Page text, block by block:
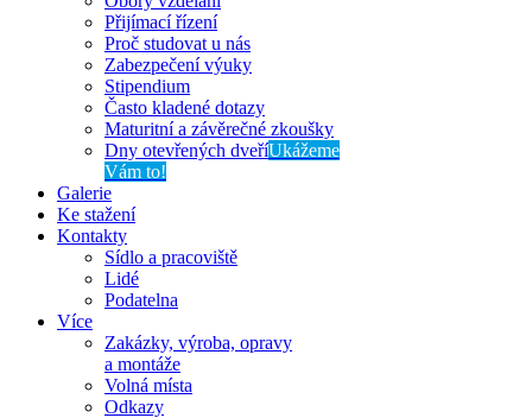
Přijímací řízení
Proč studovat u nás
Zabezpečení výuky
Stipendium
Často kladené dotazy
Maturitní a závěrečné zkoušky
Dny otevřených dveříUkážeme
Vám to!
Galerie
Ke stažení
Kontakty
Sídlo a pracoviště
Lidé
Podatelna
Více
Zakázky, výroba, opravy
a montáže
Volná místa
Odkazy